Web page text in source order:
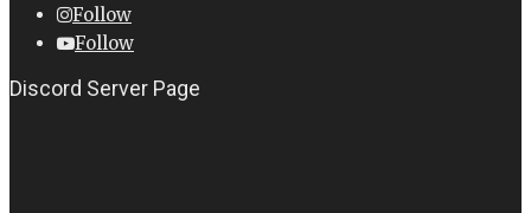
Follow
Follow
Discord Server Page